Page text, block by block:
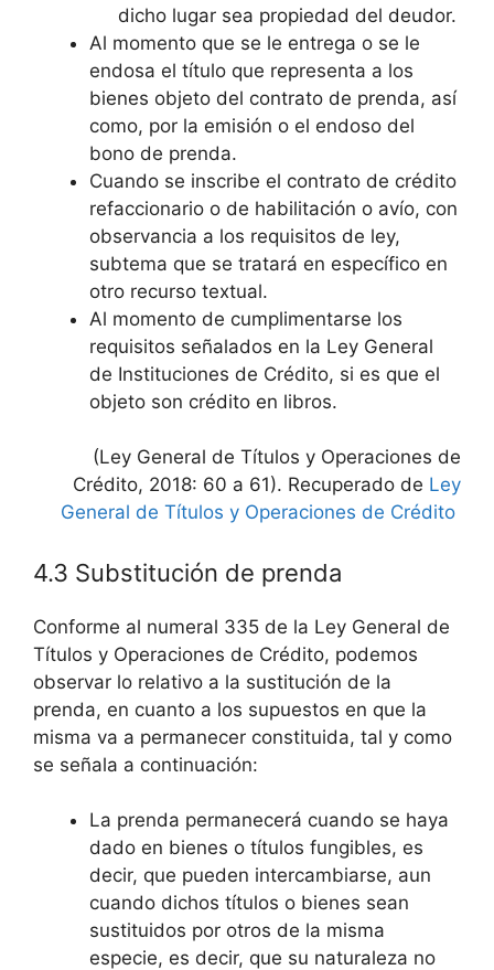
dicho lugar sea propiedad del deudor.
Al momento que se le entrega o se le
endosa el título que representa a los
bienes objeto del contrato de prenda, así
como, por la emisión o el endoso del
bono de prenda.
Cuando se inscribe el contrato de crédito
refaccionario o de habilitación o avío, con
observancia a los requisitos de ley,
subtema que se tratará en específico en
otro recurso textual.
Al momento de cumplimentarse los
requisitos señalados en la Ley General
de Instituciones de Crédito, si es que el
objeto son crédito en libros.
(Ley General de Títulos y Operaciones de
Crédito, 2018: 60 a 61). Recuperado de Ley
General de Títulos y Operaciones de Crédito
4.3 Substitución de prenda
Conforme al numeral 335 de la Ley General de
Títulos y Operaciones de Crédito, podemos
observar lo relativo a la sustitución de la
prenda, en cuanto a los supuestos en que la
misma va a permanecer constituida, tal y como
se señala a continuación:
La prenda permanecerá cuando se haya
dado en bienes o títulos fungibles, es
decir, que pueden intercambiarse, aun
cuando dichos títulos o bienes sean
sustituidos por otros de la misma
especie, es decir, que su naturaleza no